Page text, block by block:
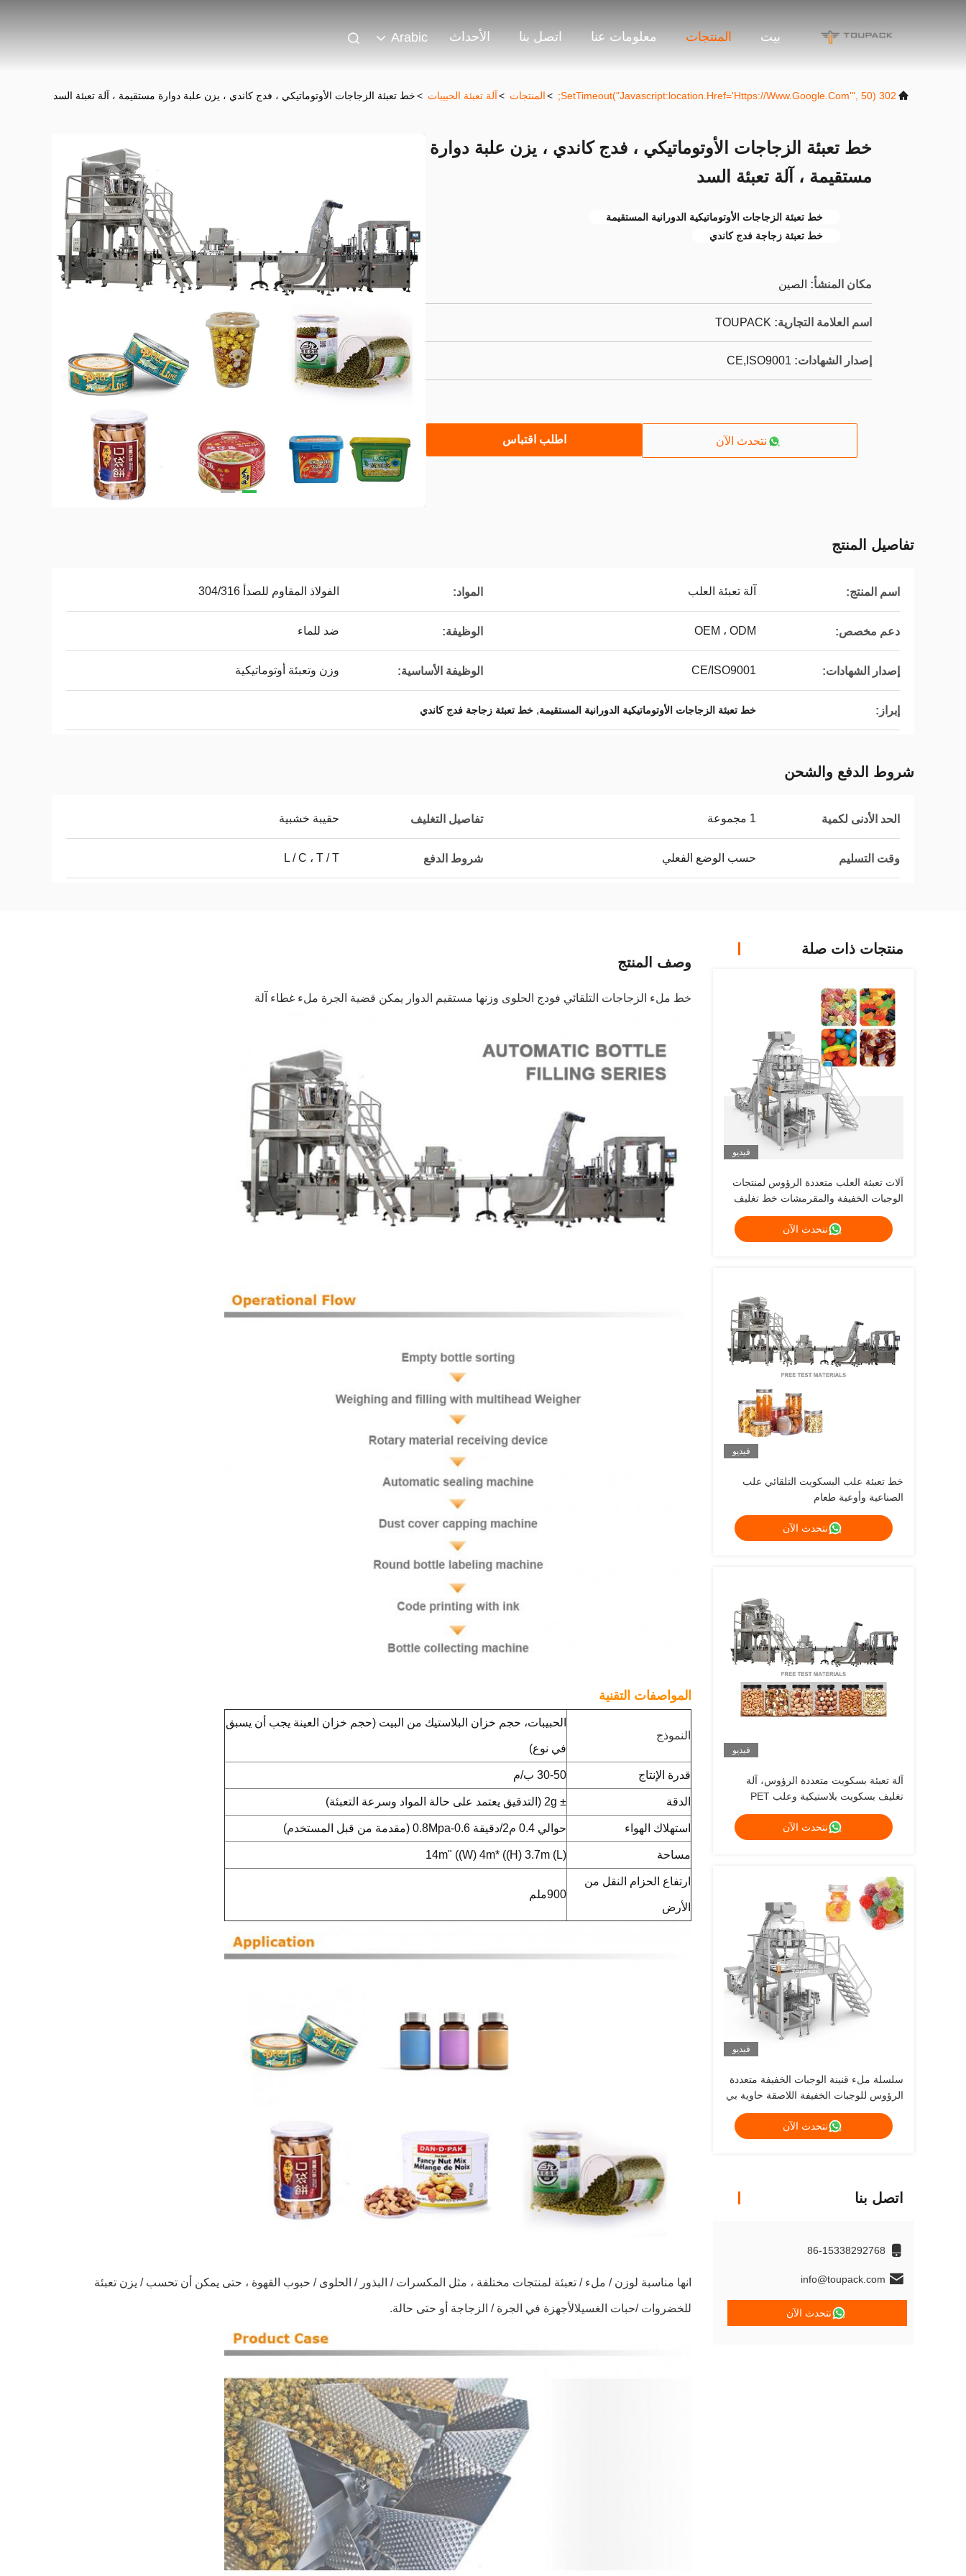
بيت المنتجات معلومات عنا اتصل بنا الأحداث Arabic
302 SetTimeout("javascript:location.href='https://www.google.com'", 50);
>المنتجات >آلة تعبئة الحبيبات >خط تعبئة الزجاجات الأوتوماتيكي ، فدج كاندي ، يزن علبة دوارة مستقيمة ، آلة تعبئة السد
خط تعبئة الزجاجات الأوتوماتيكي ، فدج كاندي ، يزن علبة دوارة
مستقيمة ، آلة تعبئة السد
خط تعبئة الزجاجات الأوتوماتيكية الدورانية المستقيمة
خط تعبئة زجاجة فدج كاندي
مكان المنشأ: الصين
اسم العلامة التجارية: TOUPACK
إصدار الشهادات: CE,ISO9001
نتحدث الآن اطلب اقتباس
تفاصيل المنتج
اسم المنتج: آلة تعبئة العلب المواد: الفولاذ المقاوم للصدأ 304/316
دعم مخصص: OEM ، ODM الوظيفة: ضد للماء
إصدار الشهادات: CE/ISO9001 الوظيفة الأساسية: وزن وتعبئة أوتوماتيكية
إبراز: خط تعبئة الزجاجات الأوتوماتيكية الدورانية المستقيمة, خط تعبئة زجاجة فدج كاندي
شروط الدفع والشحن
الحد الأدنى لكمية 1 مجموعة تفاصيل التغليف حقيبة خشبية
وقت التسليم حسب الوضع الفعلي شروط الدفع L / C ، T / T
منتجات ذات صلة
فيديو
آلات تعبئة العلب متعددة الرؤوس لمنتجات
الوجبات الخفيفة والمقرمشات خط تغليف
أغذية متكامل
نتحدث الآن
فيديو
خط تعبئة علب البسكويت التلقائي علب
الصناعية وأوعية طعام
نتحدث الآن
فيديو
آلة تعبئة بسكويت متعددة الرؤوس، آلة
تغليف بسكويت بلاستيكية وعلب PET
نتحدث الآن
فيديو
سلسلة ملء قنينة الوجبات الخفيفة متعددة
الرؤوس للوجبات الخفيفة اللاصقة حاوية بي
تي & تغليف الأنبوب الورقي
نتحدث الآن
اتصل بنا
86-15338292768
info@toupack.com
نتحدث الآن
وصف المنتج
خط ملء الزجاجات التلقائي فودج الحلوى وزنها مستقيم الدوار يمكن قضية الجرة ملء غطاء آلة
المواصفات التقنية
النموذج
الحبيبات، حجم خزان البلاستيك من البيت (حجم خزان العينة يجب أن يسبق
في نوع)
قدرة الإنتاج 30-50 ب/م
الدقة ± 2g (التدقيق يعتمد على حالة المواد وسرعة التعبئة)
استهلاك الهواء حوالي 0.4 م2/دقيقة 0.6-0.8Mpa (مقدمة من قبل المستخدم)
مساحة (L) 14m" ((W) 4m* ((H) 3.7m
ارتفاع الحزام النقل من
الأرض
900ملم
انها مناسبة لوزن / ملء / تعبئة لمنتجات مختلفة ، مثل المكسرات / البذور / الحلوى / حبوب القهوة ، حتى يمكن أن تحسب / يزن تعبئة
للخضروات /حبات الغسيلالأجهزة في الجرة / الزجاجة أو حتى حالة.